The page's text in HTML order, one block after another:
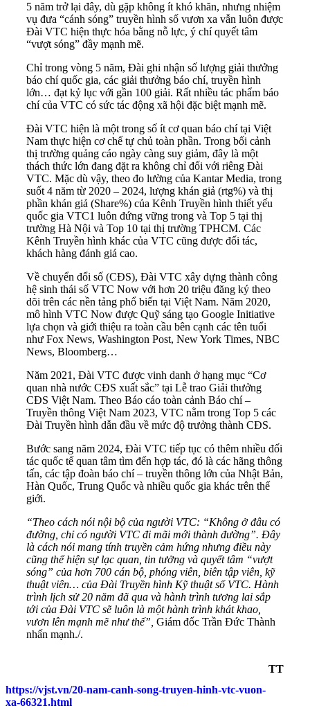
5 năm trở lại đây, dù gặp không ít khó khăn, nhưng nhiệm
vụ đưa “cánh sóng” truyền hình số vươn xa vẫn luôn được
Đài VTC hiện thực hóa bằng nỗ lực, ý chí quyết tâm
“vượt sóng” đầy mạnh mẽ.
Chỉ trong vòng 5 năm, Đài ghi nhận số lượng giải thưởng
báo chí quốc gia, các giải thưởng báo chí, truyền hình
lớn… đạt kỷ lục với gần 100 giải. Rất nhiều tác phẩm báo
chí của VTC có sức tác động xã hội đặc biệt mạnh mẽ.
Đài VTC hiện là một trong số ít cơ quan báo chí tại Việt
Nam thực hiện cơ chế tự chủ toàn phần. Trong bối cảnh
thị trường quảng cáo ngày càng suy giảm, đây là một
thách thức lớn đang đặt ra không chỉ đối với riêng Đài
VTC. Mặc dù vậy, theo đo lường của Kantar Media, trong
suốt 4 năm từ 2020 – 2024, lượng khán giả (rtg%) và thị
phần khán giả (Share%) của Kênh Truyền hình thiết yếu
quốc gia VTC1 luôn đứng vững trong và Top 5 tại thị
trường Hà Nội và Top 10 tại thị trường TPHCM. Các
Kênh Truyền hình khác của VTC cũng được đối tác,
khách hàng đánh giá cao.
Về chuyển đổi số (CĐS), Đài VTC xây dựng thành công
hệ sinh thái số VTC Now với hơn 20 triệu đăng ký theo
dõi trên các nền tảng phổ biến tại Việt Nam. Năm 2020,
mô hình VTC Now được Quỹ sáng tạo Google Initiative
lựa chọn và giới thiệu ra toàn cầu bên cạnh các tên tuổi
như Fox News, Washington Post, New York Times, NBC
News, Bloomberg…
Năm 2021, Đài VTC được vinh danh ở hạng mục “Cơ
quan nhà nước CĐS xuất sắc” tại Lễ trao Giải thưởng
CĐS Việt Nam. Theo Báo cáo toàn cảnh Báo chí –
Truyền thông Việt Nam 2023, VTC nằm trong Top 5 các
Đài Truyền hình dẫn đầu về mức độ trưởng thành CĐS.
Bước sang năm 2024, Đài VTC tiếp tục có thêm nhiều đối
tác quốc tế quan tâm tìm đến hợp tác, đó là các hãng thông
tấn, các tập đoàn báo chí – truyền thông lớn của Nhật Bản,
Hàn Quốc, Trung Quốc và nhiều quốc gia khác trên thế
giới.
“Theo cách nói nội bộ của người VTC: “Không ở đâu có
đường, chỉ có người VTC đi mãi mới thành đường”. Đây
là cách nói mang tính truyền cảm hứng nhưng điều này
cũng thể hiện sự lạc quan, tin tưởng và quyết tâm “vượt
sóng” của hơn 700 cán bộ, phóng viên, biên tập viên, kỹ
thuật viên… của Đài Truyền hình Kỹ thuật số VTC. Hành
trình lịch sử 20 năm đã qua và hành trình tương lai sắp
tới của Đài VTC sẽ luôn là một hành trình khát khao,
vươn lên mạnh mẽ như thế”, Giám đốc Trần Đức Thành
nhấn mạnh./.
TT
https://vjst.vn/20-nam-canh-song-truyen-hinh-vtc-vuon-
xa-66321.html